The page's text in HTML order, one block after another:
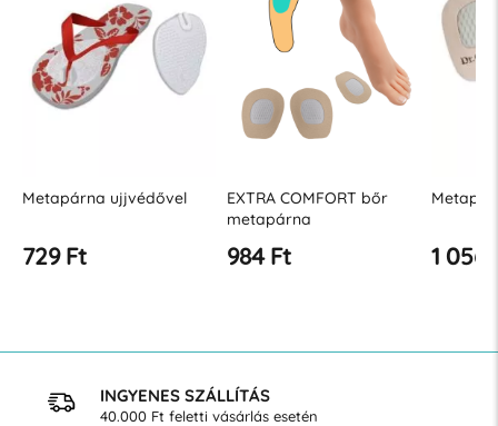
EXTRA COMFORT bőr
984 Ft
Metapárna bőr
1 056 Ft 1 450
INGYENES SZÁLLÍTÁS
40.000 Ft feletti vásárlás esetén